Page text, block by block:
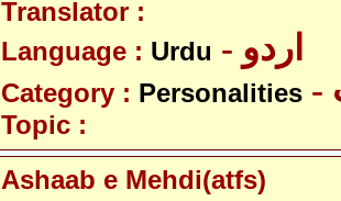
Translator :
Language : Urdu - اردو
Category : Personalities
Topic :
Ashaab e Mehdi(atfs)